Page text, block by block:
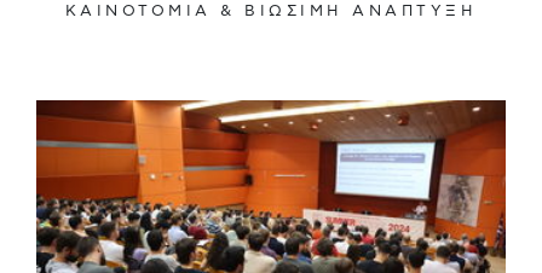
ΚΑΙΝΟΤΟΜΙΑ & ΒΙΩΣΙΜΗ ΑΝΑΠΤΥΞΗ